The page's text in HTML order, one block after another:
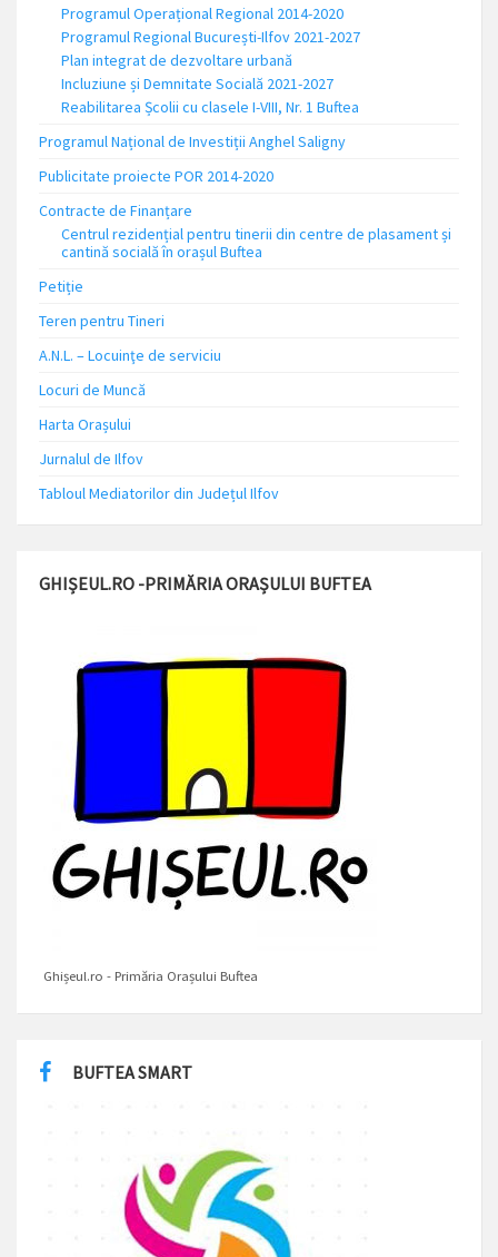
Programul Operațional Regional 2014-2020
Programul Regional București-Ilfov 2021-2027
Plan integrat de dezvoltare urbană
Incluziune și Demnitate Socială 2021-2027
Reabilitarea Școlii cu clasele I-VIII, Nr. 1 Buftea
Programul Național de Investiții Anghel Saligny
Publicitate proiecte POR 2014-2020
Contracte de Finanțare
Centrul rezidențial pentru tinerii din centre de plasament și
cantină socială în orașul Buftea
Petiție
Teren pentru Tineri
A.N.L. – Locuinţe de serviciu
Locuri de Muncă
Harta Orașului
Jurnalul de Ilfov
Tabloul Mediatorilor din Județul Ilfov
GHIȘEUL.RO -PRIMĂRIA ORAȘULUI BUFTEA
Ghișeul.ro - Primăria Orașului Buftea
BUFTEA SMART